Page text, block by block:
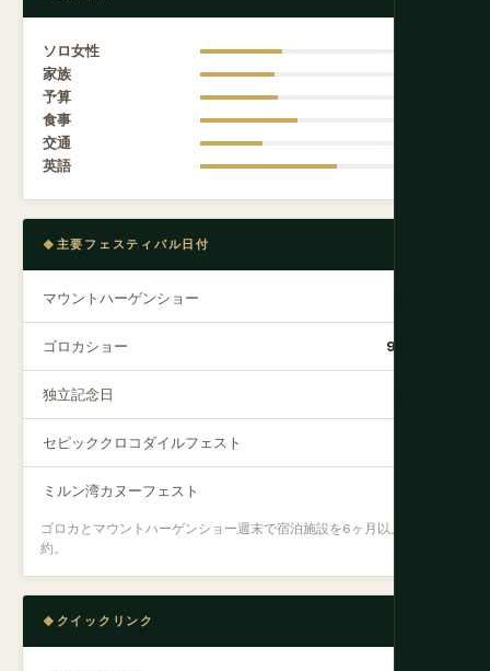
ソロ女性
家族
予算
食事
交通
英語
主要フェスティバル日付
マウントハーゲンショー
ゴロカショー 9月第3週
独立記念日
セピッククロコダイルフェスト
ミルン湾カヌーフェスト
ゴロカとマウントハーゲンショー週末で宿泊施設を6ヶ月以上前に予
約。
クイックリンク